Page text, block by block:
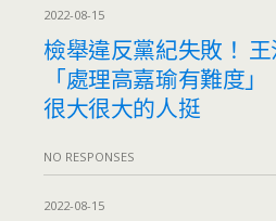
2022-08-15
檢舉違反黨紀失敗！
「處理高嘉瑜有難度
很大很大的人挺
NO RESPONSES
2022-08-15